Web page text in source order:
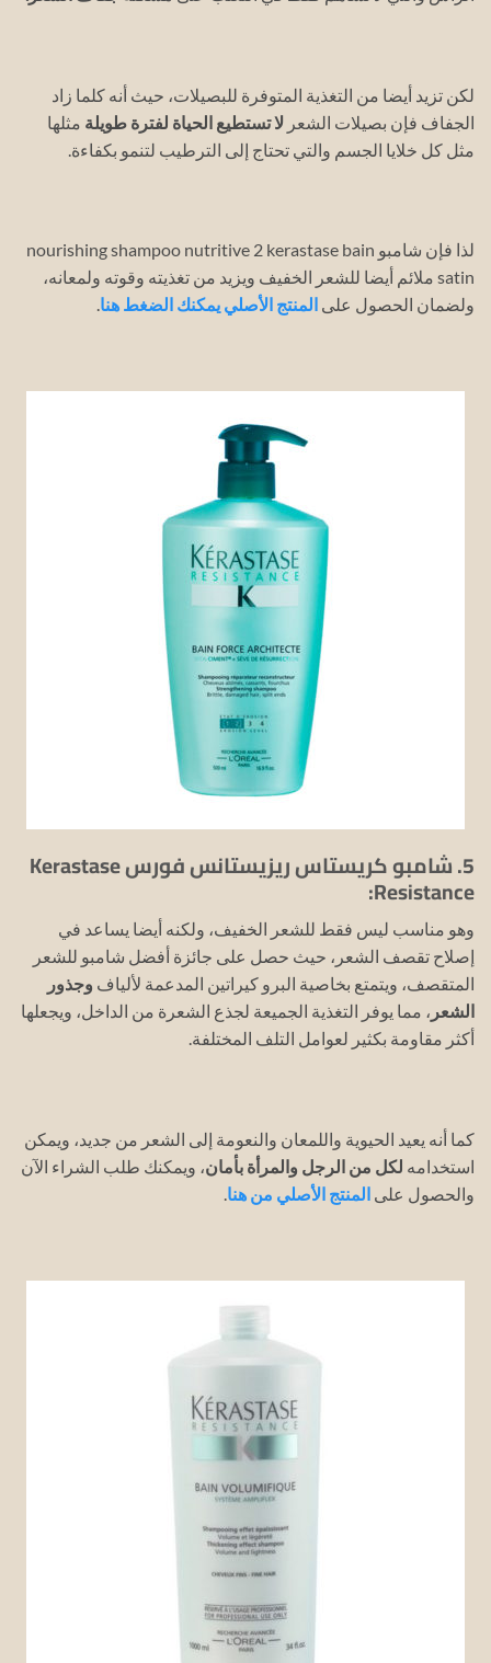
لكن تزيد أيضا من التغذية المتوفرة للبصيلات، حيث أنه كلما زاد
الجفاف فإن بصيلات الشعر لا تستطيع الحياة لفترة طويلة مثلها
مثل كل خلايا الجسم والتي تحتاج إلى الترطيب لتنمو بكفاءة.
لذا فإن شامبو nourishing shampoo nutritive 2 kerastase bain
satin ملائم أيضا للشعر الخفيف ويزيد من تغذيته وقوته ولمعانه،
ولضمان الحصول على المنتج الأصلي يمكنك الضغط هنا.
5. شامبو كريستاس ريزيستانس فورس Kerastase
Resistance:
وهو مناسب ليس فقط للشعر الخفيف، ولكنه أيضا يساعد في
إصلاح تقصف الشعر، حيث حصل على جائزة أفضل شامبو للشعر
المتقصف، ويتمتع بخاصية البرو كيراتين المدعمة لألياف وجذور
الشعر ، مما يوفر التغذية الجميعة لجذع الشعرة من الداخل، ويجعلها
أكثر مقاومة بكثير لعوامل التلف المختلفة.
كما أنه يعيد الحيوية واللمعان والنعومة إلى الشعر من جديد، ويمكن
استخدامه لكل من الرجل والمرأة بأمان، ويمكنك طلب الشراء الآن
والحصول على المنتج الأصلي من هنا.